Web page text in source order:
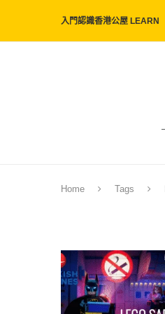
入門認識香港公屋 LEARN
Home Tags